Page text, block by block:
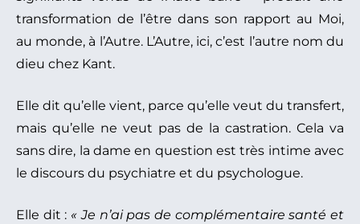
transformation de l’être dans son rapport au Moi,
au monde, à l’Autre. L’Autre, ici, c’est l’autre nom du
dieu chez Kant.
Elle dit qu’elle vient, parce qu’elle veut du transfert,
mais qu’elle ne veut pas de la castration. Cela va
sans dire, la dame en question est très intime avec
le discours du psychiatre et du psychologue.
Elle dit : « Je n’ai pas de complémentaire santé et